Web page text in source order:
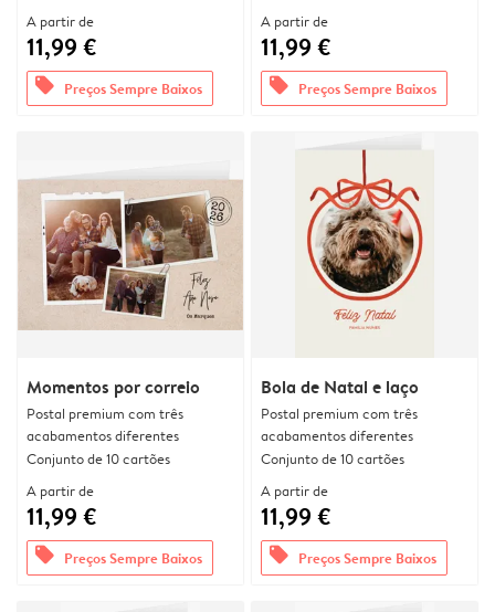
A partir de
11,99 €
offers Preços Sempre Baixos
A partir de
11,99 €
offers Preços Sempre Baixos
Momentos por correio
Postal premium com três
acabamentos diferentes
Conjunto de 10 cartões
A partir de
11,99 €
offers Preços Sempre Baixos
Bola de Natal e laço
Postal premium com três
acabamentos diferentes
Conjunto de 10 cartões
A partir de
11,99 €
offers Preços Sempre Baixos